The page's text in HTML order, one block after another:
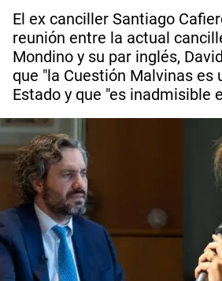
El ex canciller Santiago
reunión entre la actual
Mondino y su par inglés,
que "la Cuestión Malvinas es
Estado y que "es inadmisible